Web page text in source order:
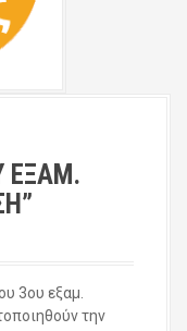
ΕΞΑΜ.
3ου εξαμ.
την